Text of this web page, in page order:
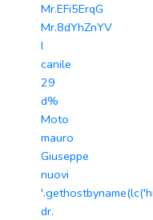
Mr.EFi5ErqG
Mr.8dYhZnYV
I
canile
29
d%
Moto
mauro
Giuseppe
nuovi
dr.